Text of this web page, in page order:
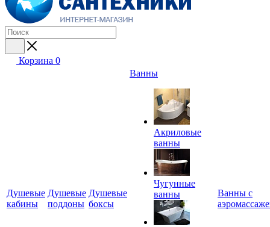
Корзина 0
Душевые
кабины
Душевые
поддоны
Душевые
боксы
Ванны
Акриловые
ванны
Чугунные
ванны
Ванны с